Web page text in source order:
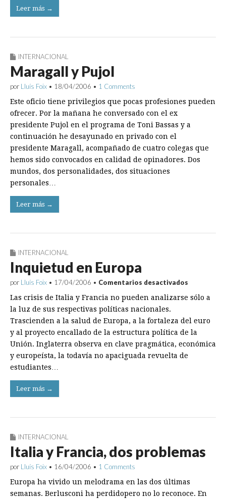
Leer más →
INTERNACIONAL
Maragall y Pujol
por Lluís Foix • 18/04/2006 • 1 Comments
Este oficio tiene privilegios que pocas profesiones pueden
ofrecer. Por la mañana he conversado con el ex
presidente Pujol en el programa de Toni Bassas y a
continuación he desayunado en privado con el
presidente Maragall, acompañado de cuatro colegas que
hemos sido convocados en calidad de opinadores. Dos
mundos, dos personalidades, dos situaciones
personales…
Leer más →
INTERNACIONAL
Inquietud en Europa
por Lluís Foix • 17/04/2006 • Comentarios desactivados
en
Las crisis de Italia y Francia no pueden analizarse sólo a
la luz de sus respectivas políticas nacionales.
Trascienden a la salud de Europa, a la fortaleza del euro
y al proyecto encallado de la estructura política de la
Unión. Inglaterra observa en clave pragmática, económica
y europeísta, la todavía no apaciguada revuelta de
estudiantes…
Leer más →
INTERNACIONAL
Italia y Francia, dos problemas
por Lluís Foix • 16/04/2006 • 1 Comments
Europa ha vivido un melodrama en las dos últimas
semanas. Berlusconi ha perdidopero no lo reconoce. En